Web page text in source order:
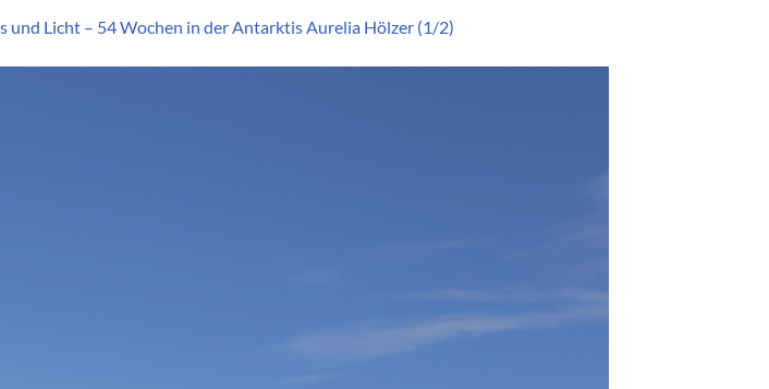
und Licht – 54 Wochen in der Antarktis Aurelia Hölzer (1/2)